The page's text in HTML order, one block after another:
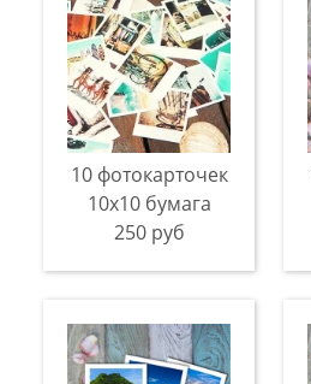
10 фотокарточек
10х10 бумага
250 руб